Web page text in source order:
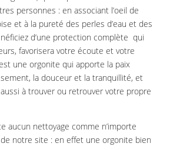
personnes : en associant l’oeil de
et à la pureté des perles d’eau et des
d’une protection complète qui
favorisera votre écoute et votre
une orgonite qui apporte la paix
la douceur et la tranquillité, et
à trouver ou retrouver votre propre
aucun nettoyage comme n’importe
notre site : en effet une orgonite bien